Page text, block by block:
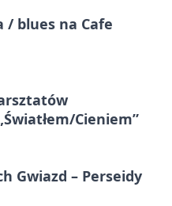
/ blues na Cafe
Cieniem”
Gwiazd – Perseidy